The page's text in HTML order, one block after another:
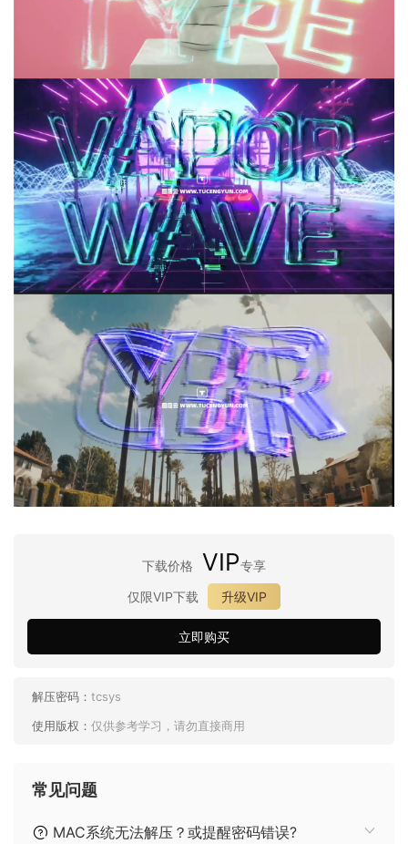
下载价格 VIP专享
仅限VIP下载
升级VIP
立即购买
解压密码： tcsys
使用版权： 仅供参考学习，请勿直接商用
常见问题
MAC系统无法解压？或提醒密码错误?